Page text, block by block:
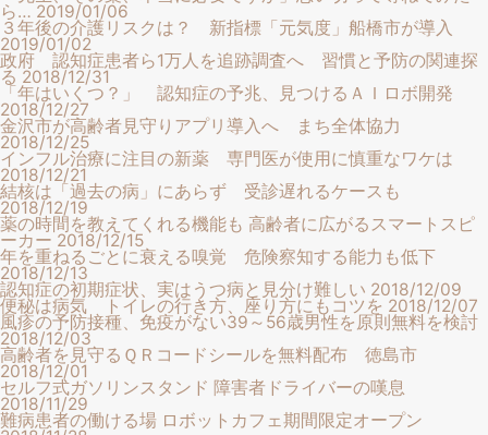
ら… 2019/01/06
３年後の介護リスクは？ 新指標「元気度」船橋市が導入
2019/01/02
政府 認知症患者ら1万人を追跡調査へ 習慣と予防の関連探
る 2018/12/31
「年はいくつ？」 認知症の予兆、見つけるＡＩロボ開発
2018/12/27
金沢市が高齢者見守りアプリ導入へ まち全体協力
2018/12/25
インフル治療に注目の新薬 専門医が使用に慎重なワケは
2018/12/21
結核は「過去の病」にあらず 受診遅れるケースも
2018/12/19
薬の時間を教えてくれる機能も 高齢者に広がるスマートスピ
ーカー 2018/12/15
年を重ねるごとに衰える嗅覚 危険察知する能力も低下
2018/12/13
認知症の初期症状、実はうつ病と見分け難しい 2018/12/09
便秘は病気 トイレの行き方、座り方にもコツを 2018/12/07
風疹の予防接種、免疫がない39～56歳男性を原則無料を検討
2018/12/03
高齢者を見守るＱＲコードシールを無料配布 徳島市
2018/12/01
セルフ式ガソリンスタンド 障害者ドライバーの嘆息
2018/11/29
難病患者の働ける場 ロボットカフェ期間限定オープン